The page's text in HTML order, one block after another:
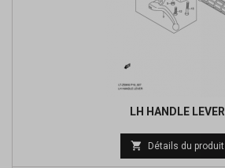
LH HANDLE LEVER
Prix
de
 Détails du produit